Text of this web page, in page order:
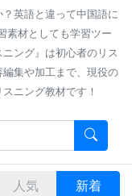
英語と違って中国語に
素材としても学習ツー
ング』は初心者のリス
集や加工まで、現役の
ニング教材です！
人気 新着